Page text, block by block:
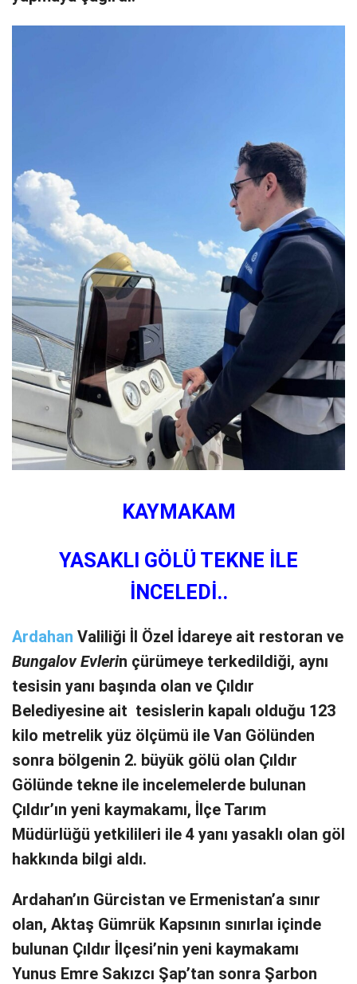
KAYMAKAM
YASAKLI GÖLÜ TEKNE İLE
İNCELEDİ..
Ardahan Valiliği İl Özel İdareye ait restoran ve
Bungalov Evlerin çürümeye terkedildiği, aynı
tesisin yanı başında olan ve Çıldır
Belediyesine ait tesislerin kapalı olduğu 123
kilo metrelik yüz ölçümü ile Van Gölünden
sonra bölgenin 2. büyük gölü olan Çıldır
Gölünde tekne ile incelemelerde bulunan
Çıldır’ın yeni kaymakamı, İlçe Tarım
Müdürlüğü yetkilileri ile 4 yanı yasaklı olan göl
hakkında bilgi aldı.
Ardahan’ın Gürcistan ve Ermenistan’a sınır
olan, Aktaş Gümrük Kapsının sınırlaı içinde
bulunan Çıldır İlçesi’nin yeni kaymakamı
Yunus Emre Sakızcı Şap’tan sonra Şarbon